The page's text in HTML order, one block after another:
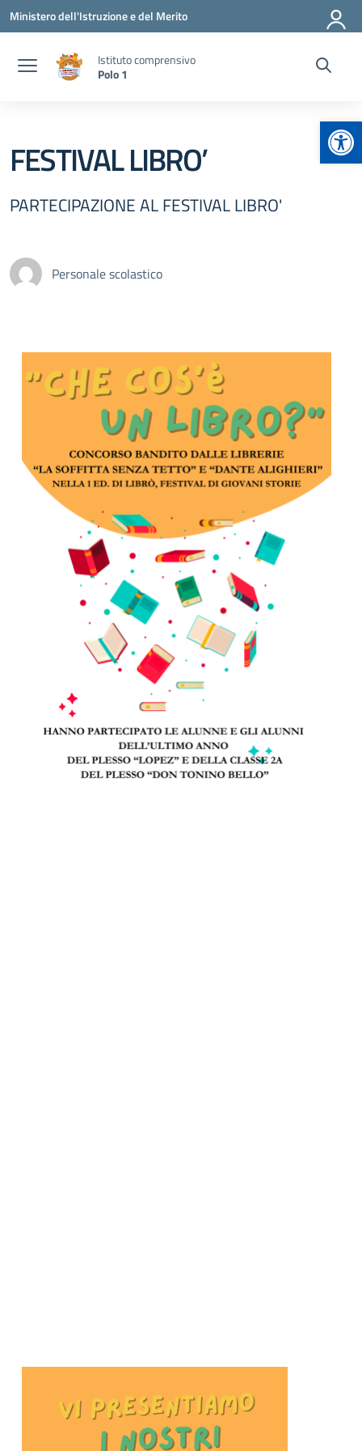
Vai ai contenuti
Vai al menu di navigazione
Vai al footer
Ministero dell'Istruzione e del Merito
Istituto comprensivo
Polo 1
FESTIVAL LIBRO’
PARTECIPAZIONE AL FESTIVAL LIBRO'
Personale scolastico